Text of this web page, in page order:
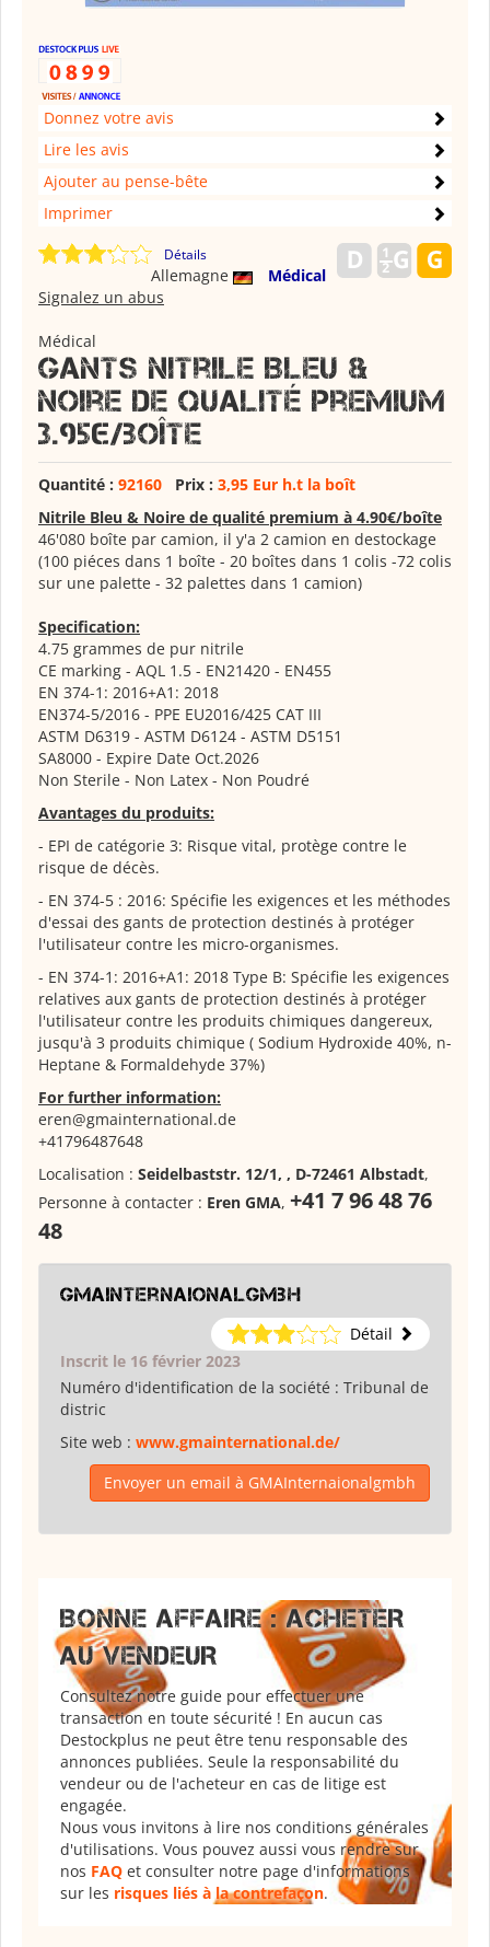
Donnez votre avis
Lire les avis
Ajouter au pense-bête
Imprimer
Détails
Allemagne
Médical
Signalez un abus
Médical
Gants Nitrile Bleu &
Noire de Qualité Premium
3.95€/boîte
Quantité : 92160 Prix : 3,95 Eur h.t la boît
Nitrile Bleu & Noire de qualité premium à 4.90€/boîte
46'080 boîte par camion, il y'a 2 camion en destockage
(100 piéces dans 1 boîte - 20 boîtes dans 1 colis -72 colis
sur une palette - 32 palettes dans 1 camion)
Specification:
4.75 grammes de pur nitrile
CE marking - AQL 1.5 - EN21420 - EN455
EN 374-1: 2016+A1: 2018
EN374-5/2016 - PPE EU2016/425 CAT III
ASTM D6319 - ASTM D6124 - ASTM D5151
SA8000 - Expire Date Oct.2026
Non Sterile - Non Latex - Non Poudré
Avantages du produits:
- EPI de catégorie 3: Risque vital, protège contre le
risque de décès.
- EN 374-5 : 2016: Spécifie les exigences et les méthodes
d'essai des gants de protection destinés à protéger
l'utilisateur contre les micro-organismes.
- EN 374-1: 2016+A1: 2018 Type B: Spécifie les exigences
relatives aux gants de protection destinés à protéger
l'utilisateur contre les produits chimiques dangereux,
jusqu'à 3 produits chimique ( Sodium Hydroxide 40%, n-
Heptane & Formaldehyde 37%)
For further information:
eren@gmainternational.de
+41796487648
Localisation : Seidelbaststr. 12/1, , D-72461 Albstadt,
Personne à contacter : Eren GMA, +41 7 96 48 76
48
GMAInternaionalgmbh
Détail
Inscrit le 16 février 2023
Numéro d'identification de la société : Tribunal de
distric
Site web : www.gmainternational.de/
Envoyer un email à GMAInternaionalgmbh
BONNE AFFAIRE : ACHETER
AU VENDEUR
Consultez notre guide pour effectuer une
transaction en toute sécurité ! En aucun cas
Destockplus ne peut être tenu responsable des
annonces publiées. Seule la responsabilité du
vendeur ou de l'acheteur en cas de litige est
engagée.
Nous vous invitons à lire nos conditions générales
d'utilisations. Vous pouvez aussi vous rendre sur
nos FAQ et consulter notre page d'informations
sur les risques liés à la contrefaçon.